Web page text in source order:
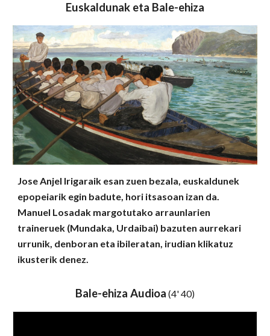
Euskaldunak eta Bale-ehiza
Jose Anjel Irigaraik esan zuen bezala, euskaldunek
epopeiarik egin badute, hori itsasoan izan da.
Manuel Losadak margotutako arraunlarien
traineruek (Mundaka, Urdaibai) bazuten aurrekari
urrunik, denboran eta ibileratan, irudian klikatuz
ikusterik denez.
Bale-ehiza Audioa (4' 40)